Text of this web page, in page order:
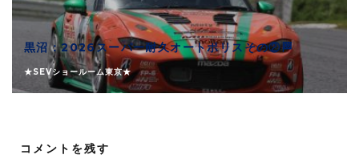
黒沼：2026スーパー耐久オートポリスその②🏁
★SEVショールーム東京★
コメントを残す